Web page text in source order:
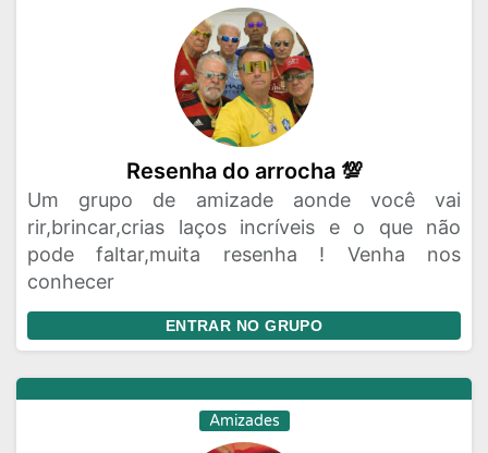
Resenha do arrocha 💯
Um grupo de amizade aonde você vai
rir,brincar,crias laços incríveis e o que não
pode faltar,muita resenha ! Venha nos
conhecer
ENTRAR NO GRUPO
Amizades